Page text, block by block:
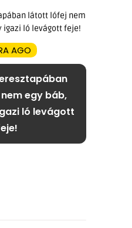
AGO
egy báb,
ló levágott